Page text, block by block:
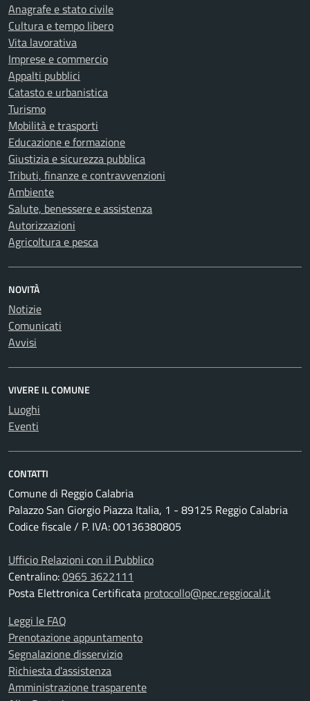
Anagrafe e stato civile
Cultura e tempo libero
Vita lavorativa
Imprese e commercio
Appalti pubblici
Catasto e urbanistica
Turismo
Mobilità e trasporti
Educazione e formazione
Giustizia e sicurezza pubblica
Tributi, finanze e contravvenzioni
Ambiente
Salute, benessere e assistenza
Autorizzazioni
Agricoltura e pesca
NOVITÀ
Notizie
Comunicati
Avvisi
VIVERE IL COMUNE
Luoghi
Eventi
CONTATTI
Comune di Reggio Calabria
Palazzo San Giorgio Piazza Italia, 1 - 89125 Reggio Calabria
Codice fiscale / P. IVA: 00136380805
Ufficio Relazioni con il Pubblico
Centralino:0965 3622111
Posta Elettronica Certificata protocollo@pec.reggiocal.it
Leggi le FAQ
Prenotazione appuntamento
Segnalazione disservizio
Richiesta d'assistenza
Amministrazione trasparente